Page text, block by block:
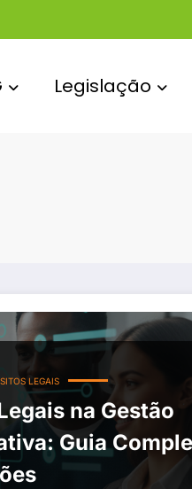
Legislação
LEGAIS
na Gestão
Guia